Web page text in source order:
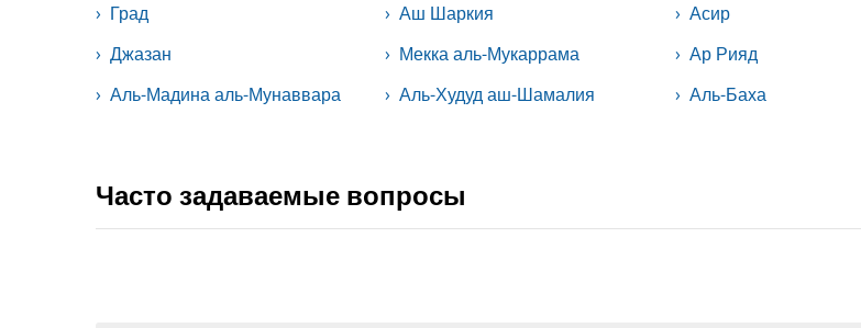
Град
Аш Шаркия
Асир
Джазан
Мекка аль-Мукаррама
Ар Рияд
Аль-Мадина аль-Мунаввара
Аль-Худуд аш-Шамалия Аль-Баха
Часто задаваемые вопросы